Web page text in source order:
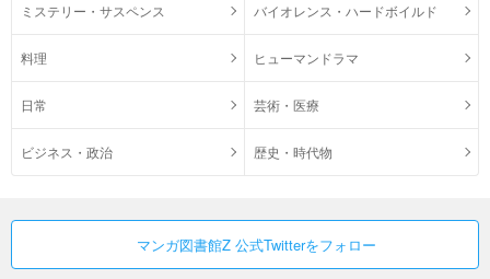
ミステリー・サスペンス バイオレンス・ハードボイルド
料理 ヒューマンドラマ
日常 芸術・医療
ビジネス・政治 歴史・時代物
マンガ図書館Z 公式Twitterをフォロー